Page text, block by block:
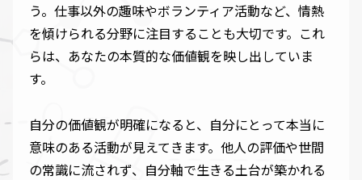
う。仕事以外の趣味やボランティア活動など、情熱
を傾けられる分野に注目することも大切です。これ
らは、あなたの本質的な価値観を映し出していま
す。
自分の価値観が明確になると、自分にとって本当に
意味のある活動が見えてきます。他人の評価や世間
の常識に流されず、自分軸で生きる土台が築かれる